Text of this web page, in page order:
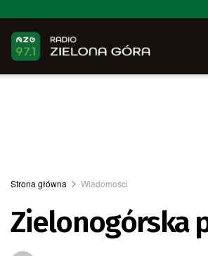
Strona główna Wiadomości
Zielonogórska